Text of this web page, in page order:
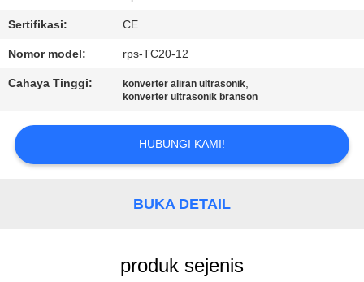
KAMI
KASUS
SITEMAP
Sertifikasi: CE
Nomor model: rps-TC20-12
Cahaya Tinggi: konverter aliran ultrasonik,
konverter ultrasonik branson
HUBUNGI KAMI!
BUKA DETAIL
produk sejenis